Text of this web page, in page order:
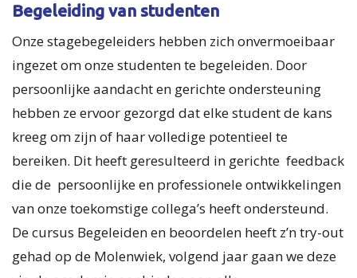
Begeleiding van studenten
Onze stagebegeleiders hebben zich onvermoeibaar
ingezet om onze studenten te begeleiden. Door
persoonlijke aandacht en gerichte ondersteuning
hebben ze ervoor gezorgd dat elke student de kans
kreeg om zijn of haar volledige potentieel te
bereiken. Dit heeft geresulteerd in gerichte feedback
die de persoonlijke en professionele ontwikkelingen
van onze toekomstige collega’s heeft ondersteund.
De cursus Begeleiden en beoordelen heeft z’n try-out
gehad op de Molenwiek, volgend jaar gaan we deze